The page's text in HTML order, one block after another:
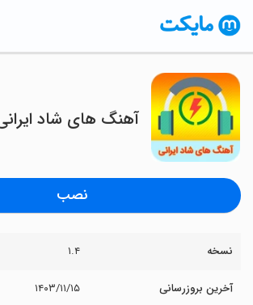
آهنگ های شاد
نصب
نسخه ۱.۴
آخرین بروزرسانی ۱۴۰۳/۱۱/۱۵